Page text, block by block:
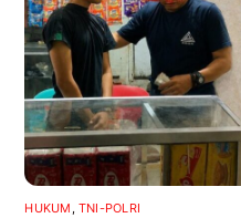
HUKUM TNI-POLRI